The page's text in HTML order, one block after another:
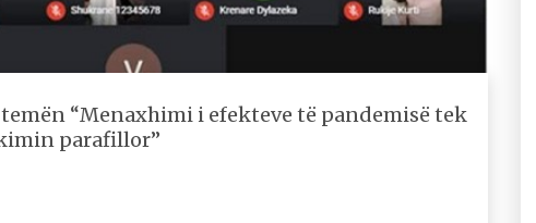
“Menaxhimi i efekteve të pandemisë tek
parafillor”